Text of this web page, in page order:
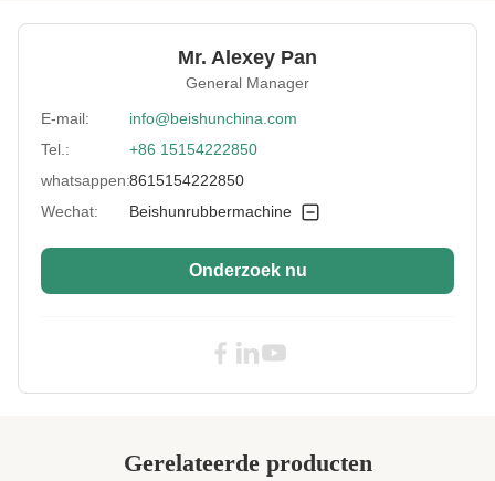
5KN, 10KN, 20KN
Load Cell
Accuracy:
0,5% of minder
Test Stroke: Max 1200 mm is exclusief armatuur
Sterkte en selectieve verlenging
1/100,000
20KN Elektronische Rubber Making
Mr. Alexey Pan
General Manager
E-mail:
info@beishunchina.com
Tel.:
+86 15154222850
whatsappen:8615154222850
Wechat:
Beishunrubbermachine
Onderzoek nu
Gerelateerde producten